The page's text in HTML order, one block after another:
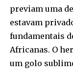
previam uma
estavam
fundamentais
Africanas. O
um golo